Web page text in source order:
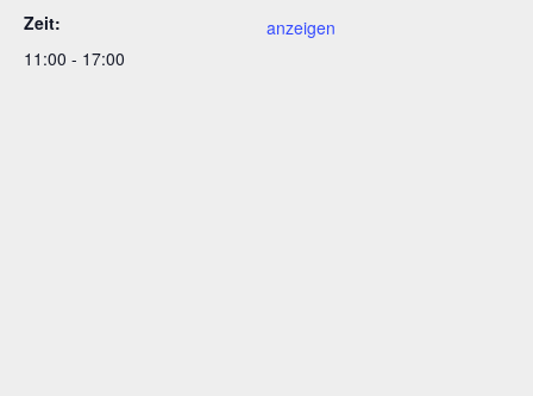
Zeit:
11:00 - 17:00
anzeigen